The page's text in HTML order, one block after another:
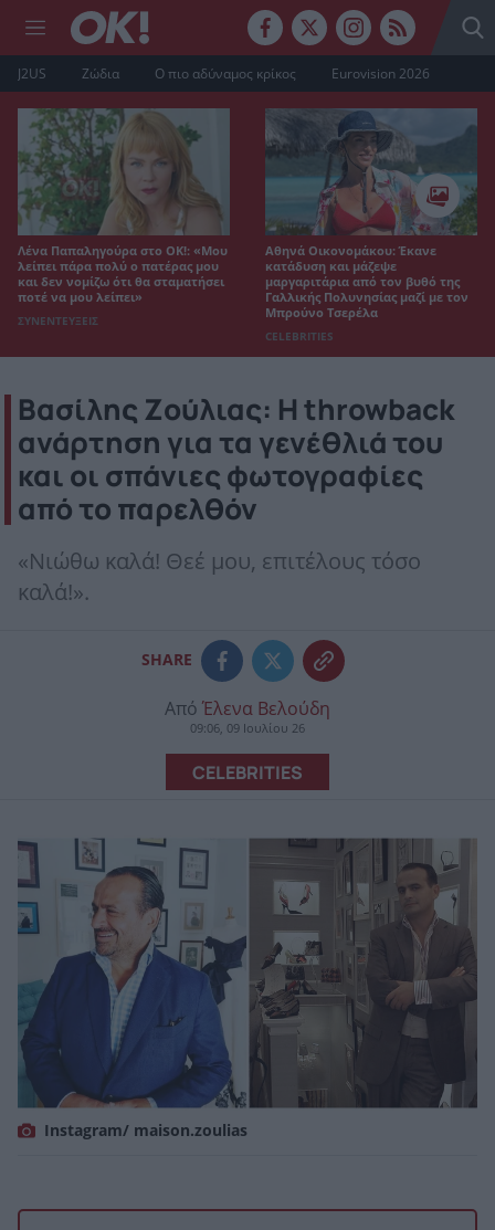
J2US Ζώδια Ο πιο αδύναμος κρίκος Eurovision 2026
Λένα Παπαληγούρα στο ΟΚ!: «Μου
λείπει πάρα πολύ ο πατέρας μου
και δεν νομίζω ότι θα σταματήσει
ποτέ να μου λείπει»
ΣΥΝΕΝΤΕΥΞΕΙΣ
Αθηνά Οικονομάκου: Έκανε
κατάδυση και μάζεψε
μαργαριτάρια από τον βυθό της
Γαλλικής Πολυνησίας μαζί με τον
Μπρούνο Τσερέλα
CELEBRITIES
Βασίλης Ζούλιας: Η throwback
ανάρτηση για τα γενέθλιά του
και οι σπάνιες φωτογραφίες
από το παρελθόν
«Nιώθω καλά! Θεέ μου, επιτέλους τόσο
καλά!».
SHARE
Από Έλενα Βελούδη
09:06, 09 Ιουλίου 26
CELEBRITIES
Instagram/ maison.zoulias